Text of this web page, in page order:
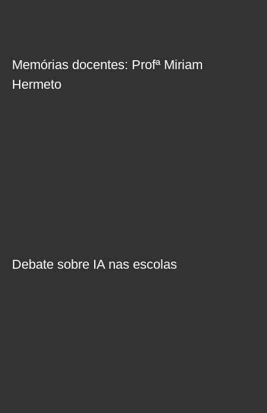
Memórias docentes: Profª Miriam
Hermeto
Debate sobre IA nas escolas